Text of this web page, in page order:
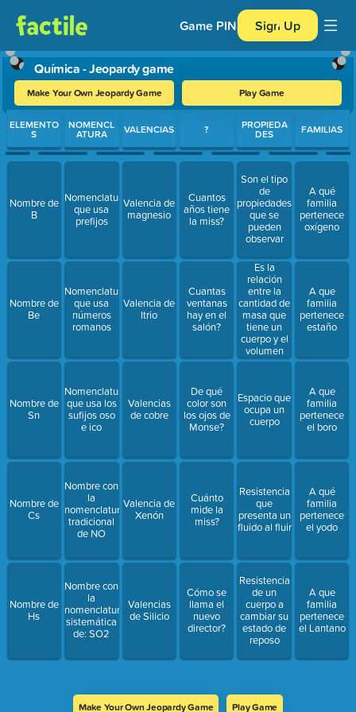
Game PIN Sign Up
Química - Jeopardy game
Make Your Own Jeopardy Game Play Game
Use arrow keys to move between questions. Press Enter or
ELEMENTO
S
Nombre de
B
Nombre de
Be
Nombre de
Sn
Nombre de
Cs
Nombre de
Hs
NOMENCL
ATURA
Nomenclatura
que usa
prefijos
Nomenclatura
que usa
números
romanos
Nomenclatura
que usa los
sufijos oso
e ico
Nombre con
la
nomenclatura
tradicional
de NO
Nombre con
la
nomenclatura
sistemática
de: SO2
VALENCIAS
Valencia de
magnesio
Valencia de
Itrio
Valencias
de cobre
Valencia de
Xenón
Valencias
de Silicio
?
Cuantos
años tiene
la miss?
Cuantas
ventanas
hay en el
salón?
De qué
color son
los ojos de
Monse?
Cuánto
mide la
miss?
Cómo se
llama el
nuevo
director?
PROPIEDA
DES
Son el tipo
de
propiedades
que se
pueden
observar
Es la
relación
entre la
cantidad de
masa que
tiene un
cuerpo y el
volumen
que ocupa
Espacio que
ocupa un
cuerpo
Resistencia
que
presenta un
fluido al fluir
Resistencia
de un
cuerpo a
cambiar su
estado de
reposo
FAMILIAS
A qué
familia
pertenece
oxígeno
A que
familia
pertenece
estaño
A que
familia
pertenece
el boro
A qué
familia
pertenece
el yodo
A que
familia
pertenece
el Lantano
Make Your Own Jeopardy Game Play Game